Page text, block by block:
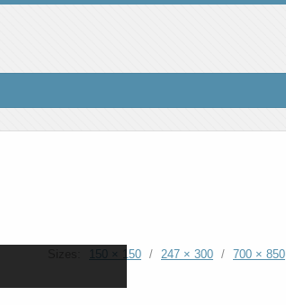
150 × 150 / 247 × 300 / 700 × 850